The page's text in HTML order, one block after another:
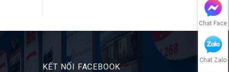
KẾT NỐI FACEBOOK
Chat Face
Chat Zalo